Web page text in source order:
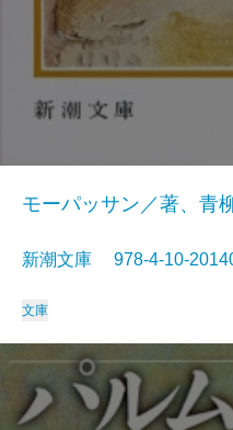
モーパッサン／著、青
新潮文庫 978-4-10-
文庫